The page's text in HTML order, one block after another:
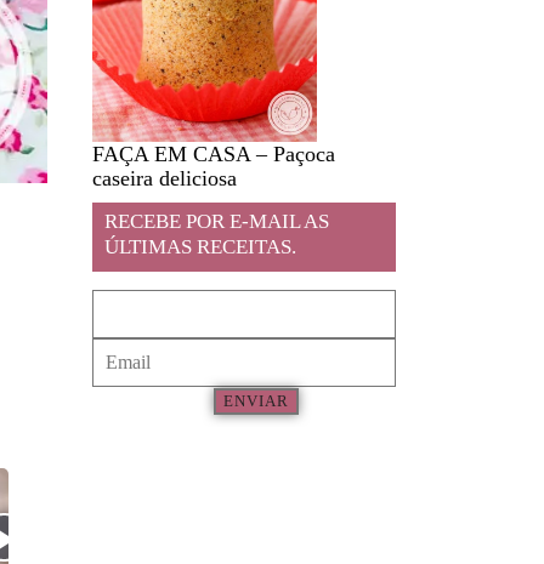
FAÇA EM CASA – Paçoca
caseira deliciosa
RECEBE POR E-MAIL AS
ÚLTIMAS RECEITAS.
ENVIAR